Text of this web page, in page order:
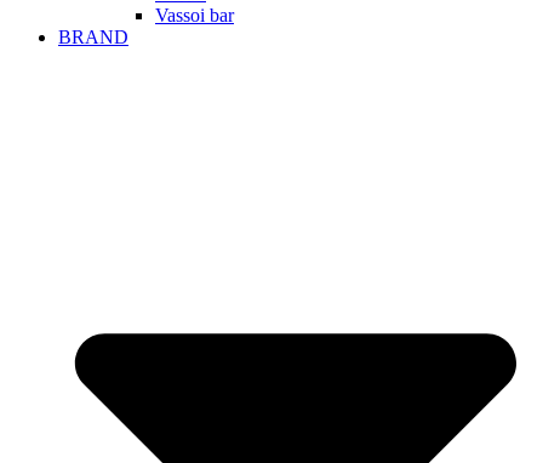
Vassoi bar
BRAND